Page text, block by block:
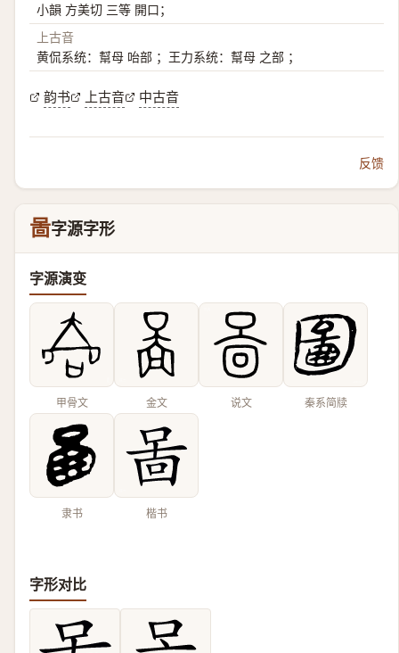
小韻 方美切 三等 開口；
上古音
黄侃系统：幫母 咍部 ；王力系统：幫母 之部 ；
韵书 上古音 中古音
反馈
啚字源字形
字源演变
甲骨文 金文 说文 秦系简牍
隶书 楷书
字形对比